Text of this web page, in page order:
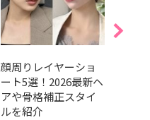
顔周りレイヤーショ
ート5選！2026最新ヘ
アや骨格補正スタイ
ルを紹介